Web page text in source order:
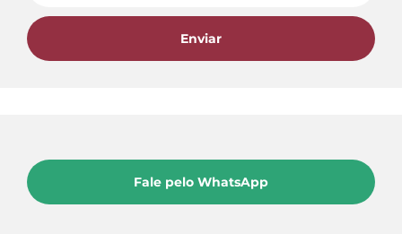
Enviar
Fale pelo WhatsApp